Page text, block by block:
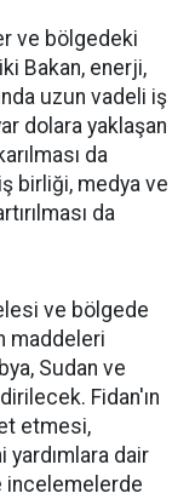
ve bölgedeki
Bakan, enerji,
uzun vadeli iş
dolara yaklaşan
da
birliği, medya ve
da
ve bölgede
maddeleri
Sudan ve
Fidan'ın
etmesi,
yardımlara dair
incelemelerde